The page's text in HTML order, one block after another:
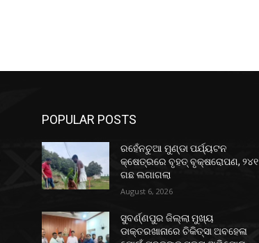
POPULAR POSTS
ରହେଁନଚୁଆ ମୁଣ୍ଡା ପର୍ଯ୍ୟଟନ
କ୍ଷେତ୍ରରେ ବୃହତ୍ ବୃକ୍ଷରୋପଣ, ୨୪୧
ଗଛ ଲଗାଗଲା
August 6, 2026
ସୁବର୍ଣ୍ଣପୁର ଜିଲ୍ଲା ମୁଖ୍ୟ
ଡାକ୍ତରଖାନାରେ ଚିକିତ୍ସା ଅବହେଳା